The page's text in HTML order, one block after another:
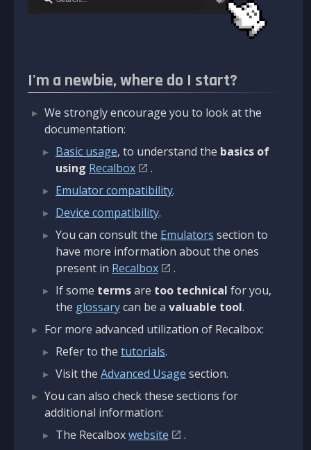
I'm a newbie, where do I start?
We strongly encourage you to look at the
documentation:
Basic usage, to understand the basics of
using Recalbox
.
Emulator compatibility.
Device compatibility.
You can consult the Emulators section to
have more information about the ones
present in Recalbox
.
If some termsare too technical for you,
the glossarycan be a valuable tool.
For more advanced utilization of Recalbox:
Refer to the tutorials.
Visit the Advanced Usage section.
You can also check these sections for
additional information:
The Recalboxwebsite
.